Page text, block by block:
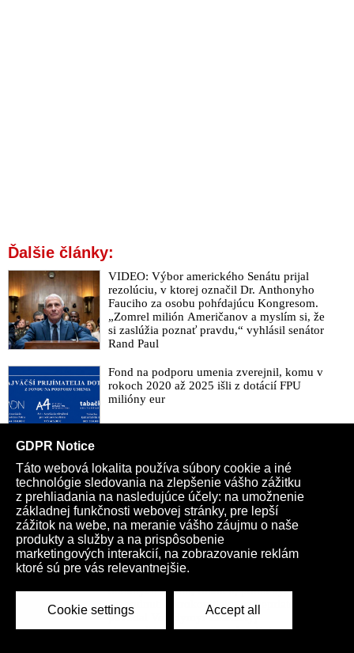
Ďalšie články:
VIDEO: Výbor amerického Senátu prijal
rezolúciu, v ktorej označil Dr. Anthonyho
Fauciho za osobu pohŕdajúcu Kongresom.
„Zomrel milión Američanov a myslím si, že
si zaslúžia poznať pravdu,“ vyhlásil senátor
Rand Paul
Fond na podporu umenia zverejnil, komu v
rokoch 2020 až 2025 išli z dotácií FPU
milióny eur
VIDEO: Tucker Carlson predstavil
desaťbodový manifest svojej vízie
Spojených štátov, ktorý slúži ako základ pre
novú politickú platformu odštiepeneckej
frakcie hnutia MAGA
VIDEO: „Zbrane pre Ukrajinu hneď! Prácu
veľvyslanectva treba merať objemom
dodaných zbraní, financií, politických
rozhodnutí a krokov tlaku na nepriateľa,“
povedal Volodymyr Zelenskyj
zhromaždeným ukrajinským diplomatom v